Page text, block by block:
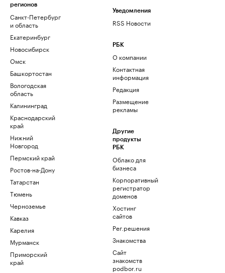
регионов
Санкт-Петербург
и область
Екатеринбург
Новосибирск
Омск
Башкортостан
Вологодская
область
Калининград
Краснодарский
край
Нижний
Новгород
Пермский край
Ростов-на-Дону
Татарстан
Тюмень
Черноземье
Кавказ
Карелия
Мурманск
Приморский
край
Уведомления
RSS Новости
РБК
О компании
Контактная
информация
Редакция
Размещение
рекламы
Другие
продукты
РБК
Облако для
бизнеса
Корпоративный
регистратор
доменов
Хостинг
сайтов
Рег.решения
Знакомства
Сайт
знакомств
podbor.ru